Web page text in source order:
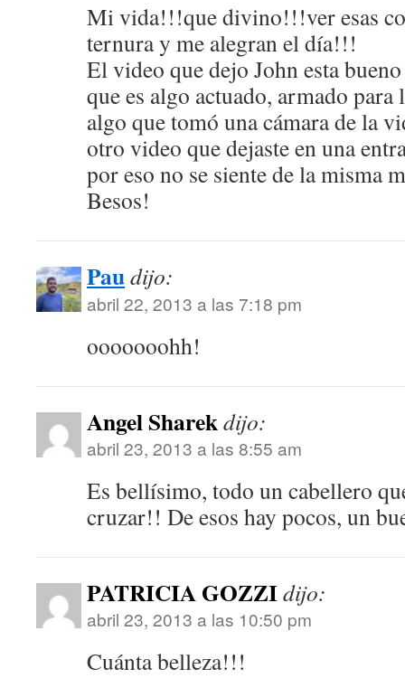
Mi vida!!!que divino!!!ver esas
ternura y me alegran el día!!!
El video que dejo John esta
que es algo actuado, armado
algo que tomó una cámara de la
otro video que dejaste en una
por eso no se siente de la misma
Besos!
Paudijo:
abril 22, 2013 a las 7:18 pm
ooooooohh!
Angel Sharekdijo:
abril 23, 2013 a las 8:55 am
Es bellísimo, todo un cabellero
cruzar!! De esos hay pocos, un
PATRICIA GOZZIdijo:
abril 23, 2013 a las 10:50 pm
Cuánta belleza!!!